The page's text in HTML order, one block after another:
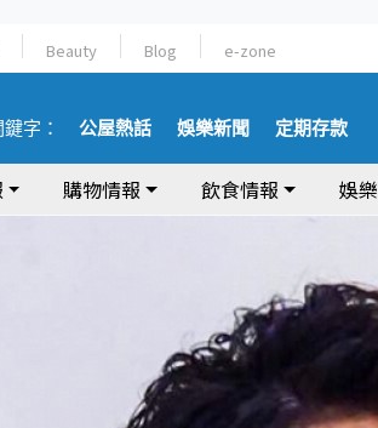
Beauty Blog e-zone
字： 公屋熱話 娛樂新聞 定期存款
購物情報 飲食情報 娛樂